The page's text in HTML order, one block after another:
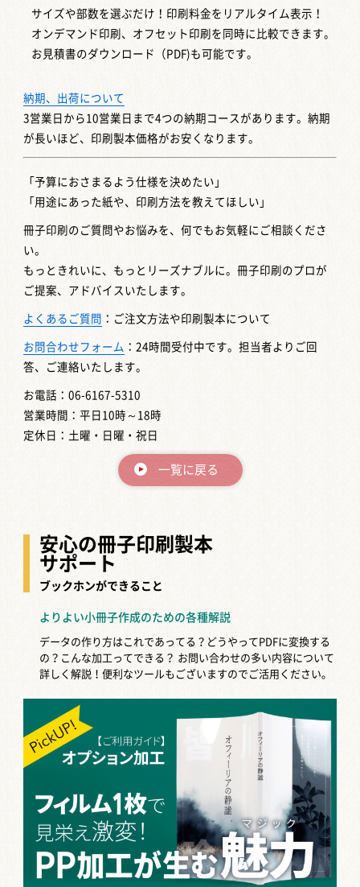
サイズや部数を選ぶだけ！印刷料金をリアルタイム表示！
オンデマンド印刷、オフセット印刷を同時に比較できます。
お見積書のダウンロード（PDF)も可能です。
納期、出荷について
3営業日から10営業日まで4つの納期コースがあります。納期
が長いほど、印刷製本価格がお安くなります。
「予算におさまるよう仕様を決めたい」
「用途にあった紙や、印刷方法を教えてほしい」
冊子印刷のご質問やお悩みを、何でもお気軽にご相談くださ
い。
もっときれいに、もっとリーズナブルに。冊子印刷のプロが
ご提案、アドバイスいたします。
よくあるご質問 ：ご注文方法や印刷製本について
お問合わせフォーム ：24時間受付中です。担当者よりご回
答、ご連絡いたします。
お電話：06-6167-5310
営業時間：平日10時～18時
定休日：土曜・日曜・祝日
一覧に戻る
安心の冊子印刷製本
サポート
ブックホンができること
よりよい小冊子作成のための各種解説
データの作り方はこれであってる？どうやってPDFに変換する
の？こんな加工ってできる？ お問い合わせの多い内容について
詳しく解説！便利なツールもございますのでご活用ください。